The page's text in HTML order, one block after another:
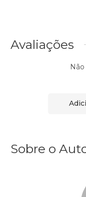
Avaliações
Sobre o